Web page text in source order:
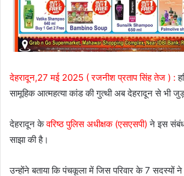
देहरादून,27 मई 2025 ( रजनीश प्रताप सिंह तेज ) :
सामूहिक आत्महत्या कांड की गुत्थी अब देहरादून से भी
देहरादून केवरिष्ठ पुलिस अधीक्षक (एसएसपी) ने इस संबंध
साझा की है।
उन्होंने बताया कि पंचकूला में जिस परिवार के 7 सदस्यों